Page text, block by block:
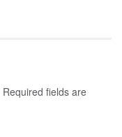
Required fields are